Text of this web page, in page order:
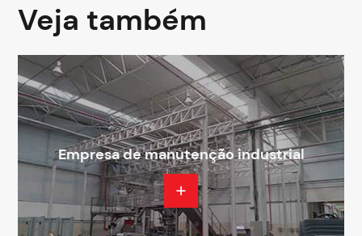
Veja também
Empresa de manutenção industrial